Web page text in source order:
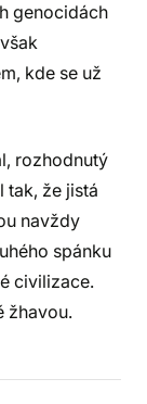
genocidách
kde se už
rozhodnutý
tak, že jistá
navždy
spánku
civilizace.
žhavou.